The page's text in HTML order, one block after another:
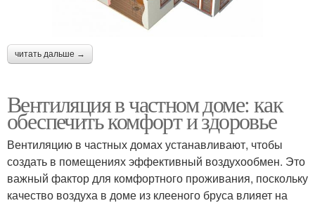
читать дальше →
Вентиляция в частном доме: как
обеспечить комфорт и здоровье
Вентиляцию в частных домах устанавливают, чтобы
создать в помещениях эффективный воздухообмен. Это
важный фактор для комфортного проживания, поскольку
качество воздуха в доме из клееного бруса влияет на